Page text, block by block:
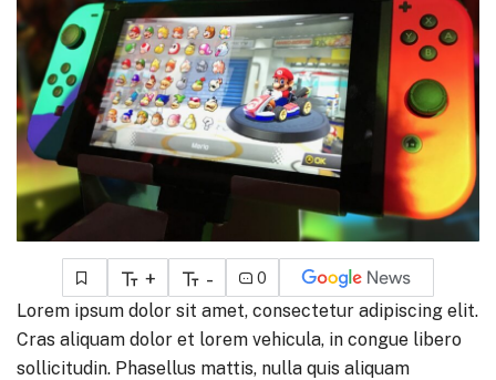
+ - 0
Lorem ipsum dolor sit amet, consectetur adipiscing elit.
Cras aliquam dolor et lorem vehicula, in congue libero
sollicitudin. Phasellus mattis, nulla quis aliquam